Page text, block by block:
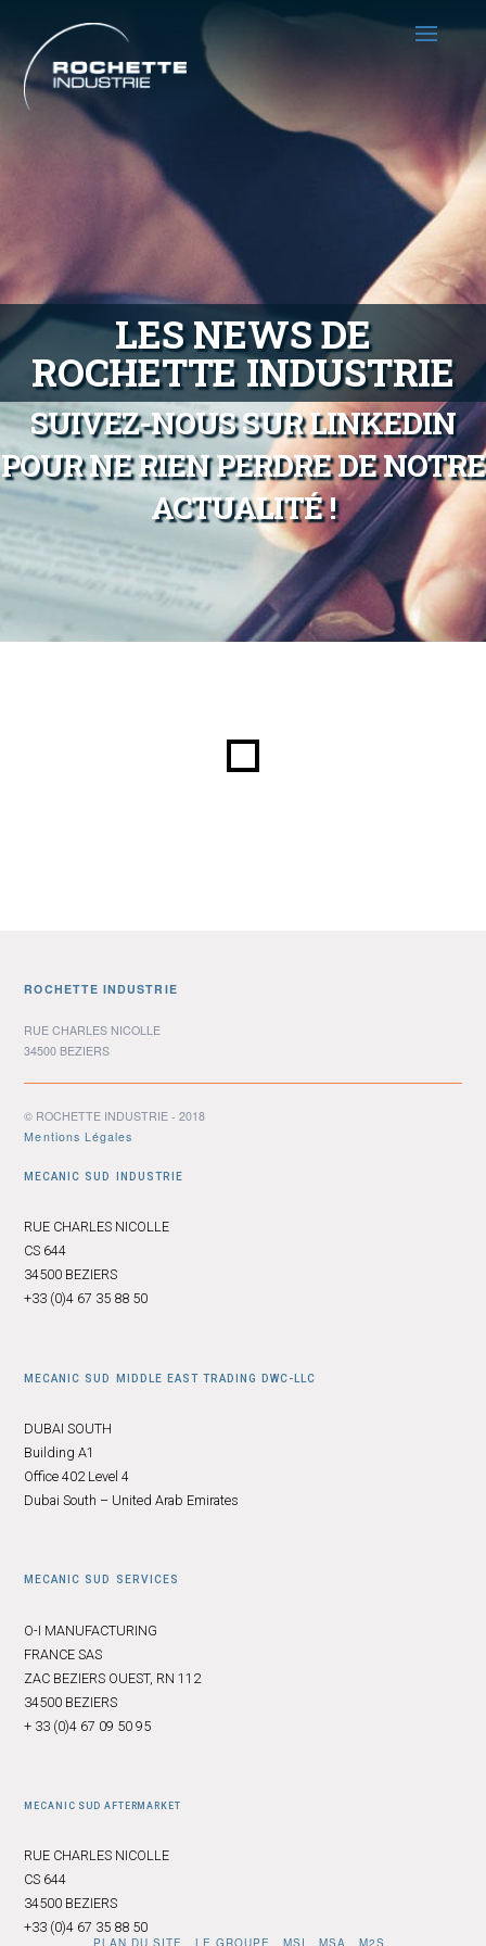
LES NEWS DE
ROCHETTE INDUSTRIE
SUIVEZ-NOUS SUR LINKEDIN
POUR NE RIEN PERDRE DE NOTRE
ACTUALITÉ !
PLAN DU SITE LE GROUPE MSI MSA M2S
ROCHETTE INDUSTRIE
RUE CHARLES NICOLLE
34500 BEZIERS
© ROCHETTE INDUSTRIE - 2018
Mentions Légales
MECANIC SUD INDUSTRIE
RUE CHARLES NICOLLE
CS 644
34500 BEZIERS
+33 (0)4 67 35 88 50
MECANIC SUD MIDDLE EAST TRADING DWC-LLC
DUBAI SOUTH
Building A1
Office 402 Level 4
Dubai South – United Arab Emirates
MECANIC SUD SERVICES
O-I MANUFACTURING
FRANCE SAS
ZAC BEZIERS OUEST, RN 112
34500 BEZIERS
+ 33 (0)4 67 09 50 95
MECANIC SUD AFTERMARKET
RUE CHARLES NICOLLE
CS 644
34500 BEZIERS
+33 (0)4 67 35 88 50